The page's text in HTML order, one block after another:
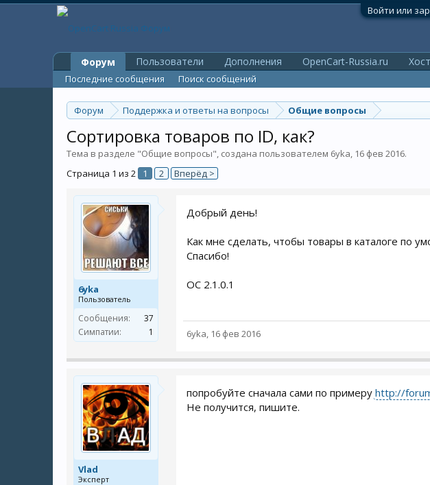
Войти или
Форум Поддержка и ответы на вопросы Общие вопросы
Сортировка товаров по ID, как?
Тема в разделе "Общие вопросы", создана пользователем 6yka, 16 фев 2016.
Страница 1 из 2
1 2 Вперёд >
6yka
Пользователь
Сообщения:
37
Симпатии:
1
Добрый день!
Как мне сделать, чтобы товары в каталоге по
Спасибо!
OC 2.1.0.1
6yka, 16 фев 2016
Vlad
Эксперт
попробуйте сначала сами по примеру http://
Не получится, пишите.
Форум
Последние сообщения Поиск сообщений
Пользователи Дополнения OpenCart-Russia.ru